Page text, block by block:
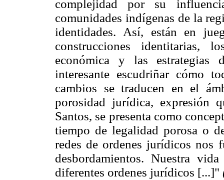
complejidad por su
comunidades indígenas de la
identidades. Así, están en
construcciones identitarias,
económica y las estrategias
interesante escudriñar cómo
cambios se traducen en el
porosidad jurídica, expresión
Santos, se presenta como
tiempo de legalidad porosa o
redes de ordenes jurídicos nos
desbordamientos. Nuestra
diferentes ordenes jurídicos [...]"